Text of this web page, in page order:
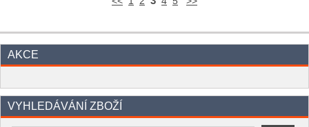
AKCE
VYHLEDÁVÁNÍ ZBOŽÍ